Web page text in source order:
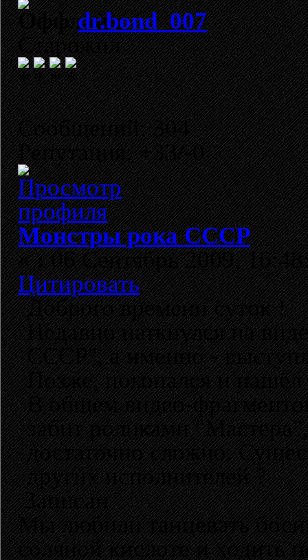
dr.bond_007
Старожил
Сообщений: 304
Репутация: +33/-0
Монстры рока СССР
«:06 Сентябрь 2009,
Цитировать
Доброго времени суток !
Недавно наткнулся на
СССР", а именно -
Позже, покопался и
В общем видео-
забит роликами
достаточно сложно.
других исполнителей ?
Записан
Мы любили танцевать
соляной кислоте и ходить